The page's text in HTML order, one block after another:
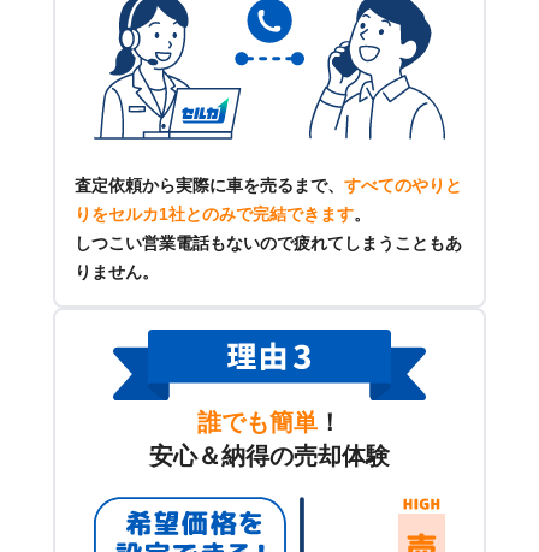
査定依頼から実際に車を売るまで、 すべてのやりと
りをセルカ1社とのみで完結できます。
しつこい営業電話もないので疲れてしまうこともあ
りません。
誰でも簡単 ！
安心＆納得の売却体験